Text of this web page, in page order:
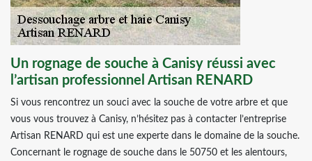
Un rognage de souche à Canisy réussi avec
l’artisan professionnel Artisan RENARD
Si vous rencontrez un souci avec la souche de votre arbre et que
vous vous trouvez à Canisy, n’hésitez pas à contacter l’entreprise
Artisan RENARD qui est une experte dans le domaine de la souche.
Concernant le rognage de souche dans le 50750 et les alentours,